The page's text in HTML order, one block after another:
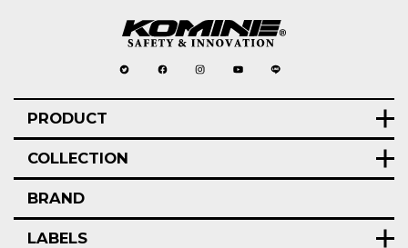
PRODUCT
COLLECTION
BRAND
LABELS